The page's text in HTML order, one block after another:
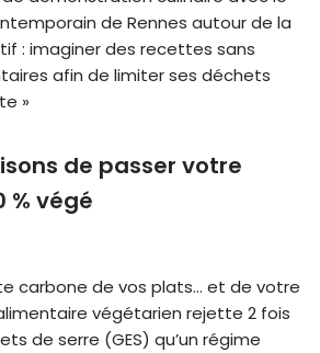
de Rennes autour de la
: imaginer des recettes sans
afin de limiter ses déchets
»
de passer votre
% végé
carbone de vos plats… et de votre
végétarien rejette 2 fois
de serre (GES) qu’un régime